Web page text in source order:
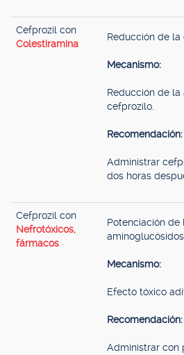
Cefprozil con
Colestiramina
Reducción de la
Mecanismo:
Reducción de
cefprozilo.
Recomendación:
Administrar
dos horas
Cefprozil con
Nefrotóxicos,
fármacos
Potenciación
aminoglucósidos.
Mecanismo:
Efecto tóxico
Recomendación:
Administrar con